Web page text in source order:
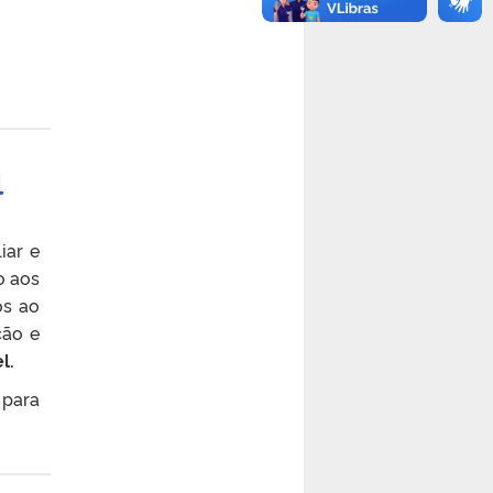
e
aos
ao
e
.